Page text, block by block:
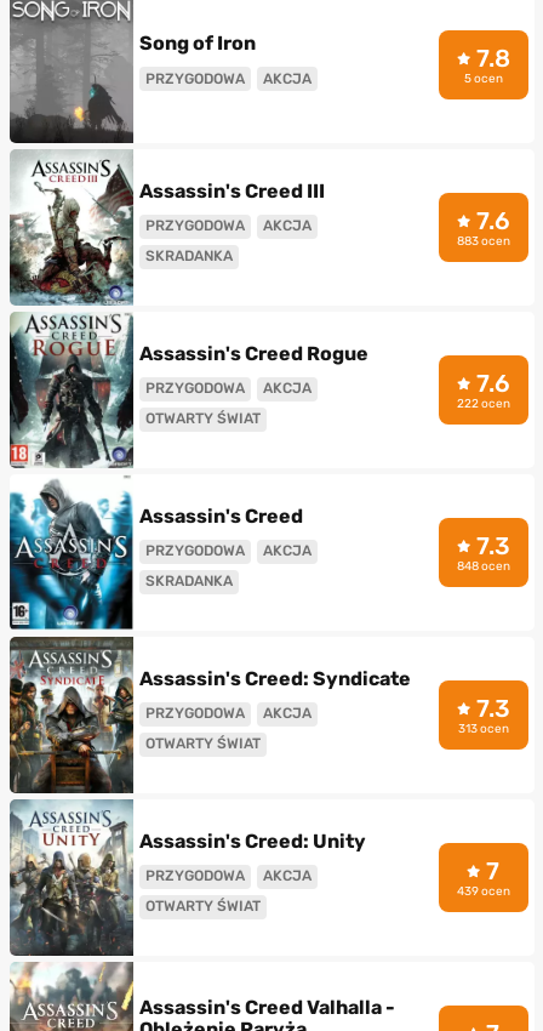
Song of Iron
PRZYGODOWA AKCJA
7.8
5 ocen
Assassin's Creed III
PRZYGODOWA
AKCJA
SKRADANKA
7.6
883 ocen
Assassin's Creed Rogue
PRZYGODOWA
AKCJA
OTWARTY ŚWIAT
7.6
222 ocen
Assassin's Creed
PRZYGODOWA
AKCJA
SKRADANKA
7.3
848 ocen
Assassin's Creed: Syndicate
PRZYGODOWA
AKCJA
OTWARTY ŚWIAT
7.3
313 ocen
Assassin's Creed: Unity
PRZYGODOWA
AKCJA
OTWARTY ŚWIAT
7
439 ocen
Assassin's Creed Valhalla -